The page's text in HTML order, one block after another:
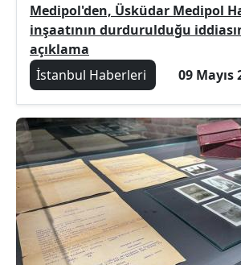
Medipol'den, Üsküdar Medipol
inşaatının durdurulduğu
açıklama
İstanbul Haberleri
09 Mayıs